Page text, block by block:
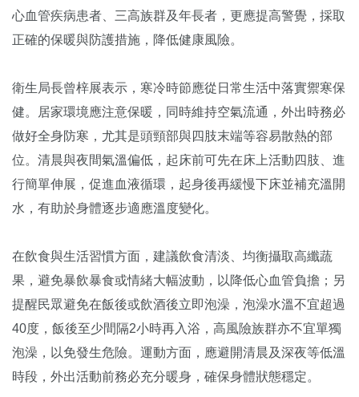
心血管疾病患者、三高族群及年長者，更應提高警覺，採取
正確的保暖與防護措施，降低健康風險。
衛生局長曾梓展表示，寒冷時節應從日常生活中落實禦寒保
健。居家環境應注意保暖，同時維持空氣流通，外出時務必
做好全身防寒，尤其是頭頸部與四肢末端等容易散熱的部
位。清晨與夜間氣溫偏低，起床前可先在床上活動四肢、進
行簡單伸展，促進血液循環，起身後再緩慢下床並補充溫開
水，有助於身體逐步適應溫度變化。
在飲食與生活習慣方面，建議飲食清淡、均衡攝取高纖蔬
果，避免暴飲暴食或情緒大幅波動，以降低心血管負擔；另
提醒民眾避免在飯後或飲酒後立即泡澡，泡澡水溫不宜超過
40度，飯後至少間隔2小時再入浴，高風險族群亦不宜單獨
泡澡，以免發生危險。運動方面，應避開清晨及深夜等低溫
時段，外出活動前務必充分暖身，確保身體狀態穩定。